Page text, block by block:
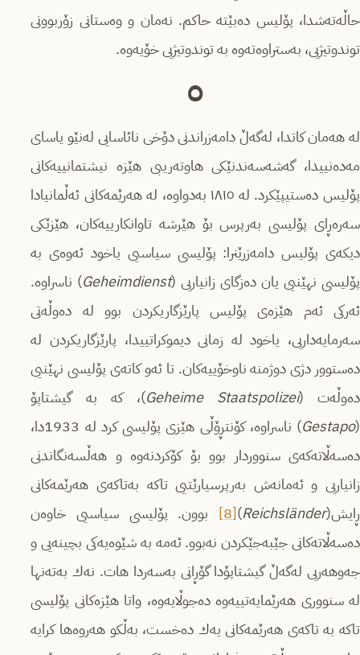
حاڵەتەشدا، پۆلیس دەبێتە حاكم. نەمان و وەستانی زۆربوونی
توندوتیژیی، بەستراوەتەوە بە توندوتیژیی خۆیەوە.
٥
لە هەمان كاتدا، لەگەڵ دامەزراندنی دۆخی نائاسایی لەنێو یاسای
مەدەنییدا، گەشەسەندنێكی هاوتەریبی هێزە نیشتمانییەكانی
پۆلیس دەستیپێكرد. لە ١٨١٥ بەدواوە، لە هەرێمەكانی ئەڵمانیادا
سەرەڕای پۆلیسی بەرپرس بۆ هێرشە تاوانكارییەكان، هێزێكی
دیكەى پۆلیس دامەزرێنرا: پۆلیسی سیاسیی یاخود ئەوەى بە
پۆلیسی نهێنیی یان دەزگای زانیاریی (Geheimdienst) ناسراوە.
ئەركی ئەم هێزەى پۆلیس پارێزگاریكردن بوو لە دەوڵەتی
سەرمایەداریی، یاخود لە زمانی دیموكراتییدا، پارێزگاریكردن لە
دەستوور دژی دوژمنە ناوخۆییەكان. تا ئەو كاتەى پۆلیسی نهێنیی
دەوڵەت (Geheime Staatspolizei)، كە بە گیشتاپۆ
(
Gestapo
) ناسراوە، كۆنتڕۆڵی هێزی پۆلیسی كرد لە 1933دا،
دەسەڵاتەكەى سنووردار بوو بۆ كۆكردنەوە و هەڵسەنگاندنی
زانیاریی و ئەمانەش بەرپرسیارێتیی تاكە بەتاكەى هەرێمەكانی
ڕایش(Reichsländer
)
[8]
بوون. پۆلیسی سیاسیی خاوەن
دەسەڵاتەكانی جێبەجێكردن نەبوو. ئەمە بە شێوەیەكی بچینەیی و
جەوهەریی لەگەڵ گیشتاپۆدا گۆڕانی بەسەردا هات. نەك بەتەنها
لە سنووری هەرێمایەتییەوە دەجوڵایەوە، واتا هێزەكانی پۆلیسی
تاكە بە تاكەى هەرێمەكانی یەك دەخست، بەڵكو هەروەها كرایە